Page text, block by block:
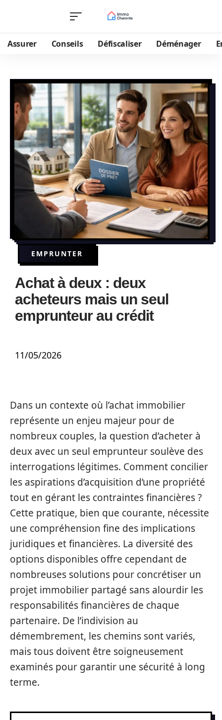
Assurer Conseils Défiscaliser Déménager
EMPRUNTER
Achat à deux : deux
acheteurs mais un seul
emprunteur au crédit
11/05/2026
Dans un contexte où l’achat immobilier
représente un enjeu majeur pour de
nombreux couples, la question d’acheter à
deux avec un seul emprunteur soulève des
interrogations légitimes. Comment concilier
les aspirations d’acquisition d’une propriété
tout en gérant les contraintes financières ?
Cette pratique, bien que courante, nécessite
une compréhension fine des implications
juridiques et financières. La diversité des
options disponibles offre cependant de
nombreuses solutions pour concrétiser un
projet immobilier partagé sans alourdir les
responsabilités financières de chaque
partenaire. De l’indivision au
démembrement, les chemins sont variés,
mais tous doivent être soigneusement
examinés pour garantir une sécurité à long
terme.